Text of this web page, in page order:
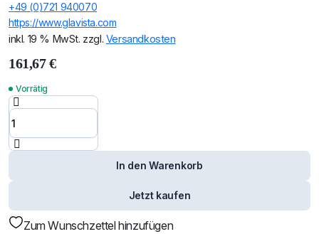
+49 (0)721 940070
https://www.glavista.com
inkl. 19 % MwSt. zzgl. Versandkosten
161,67€
Vorrätig
Windschutzscheibe
/ Frontscheibe MCC
Smart For Two 98-
Menge
In den Warenkorb
Jetzt kaufen
Zum Wunschzettel hinzufügen